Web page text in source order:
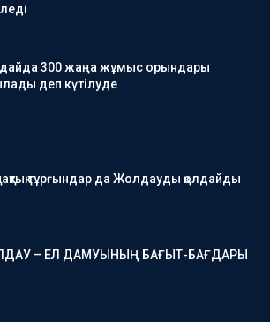
300 жаңа жұмыс орындары
деп күтілуде
тұрғындар да Жолдауды қолдайды
– ЕЛ ДАМУЫНЫҢ БАҒЫТ-БАҒДАРЫ